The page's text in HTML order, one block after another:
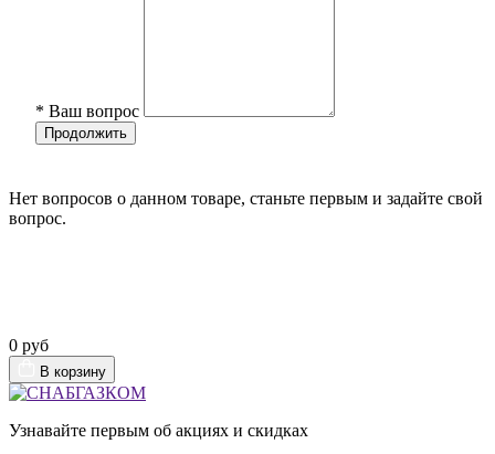
* Ваш вопрос
Продолжить
Нет вопросов о данном товаре, станьте первым и задайте свой
вопрос.
0 руб
В корзину
Узнавайте первым об акциях и скидках